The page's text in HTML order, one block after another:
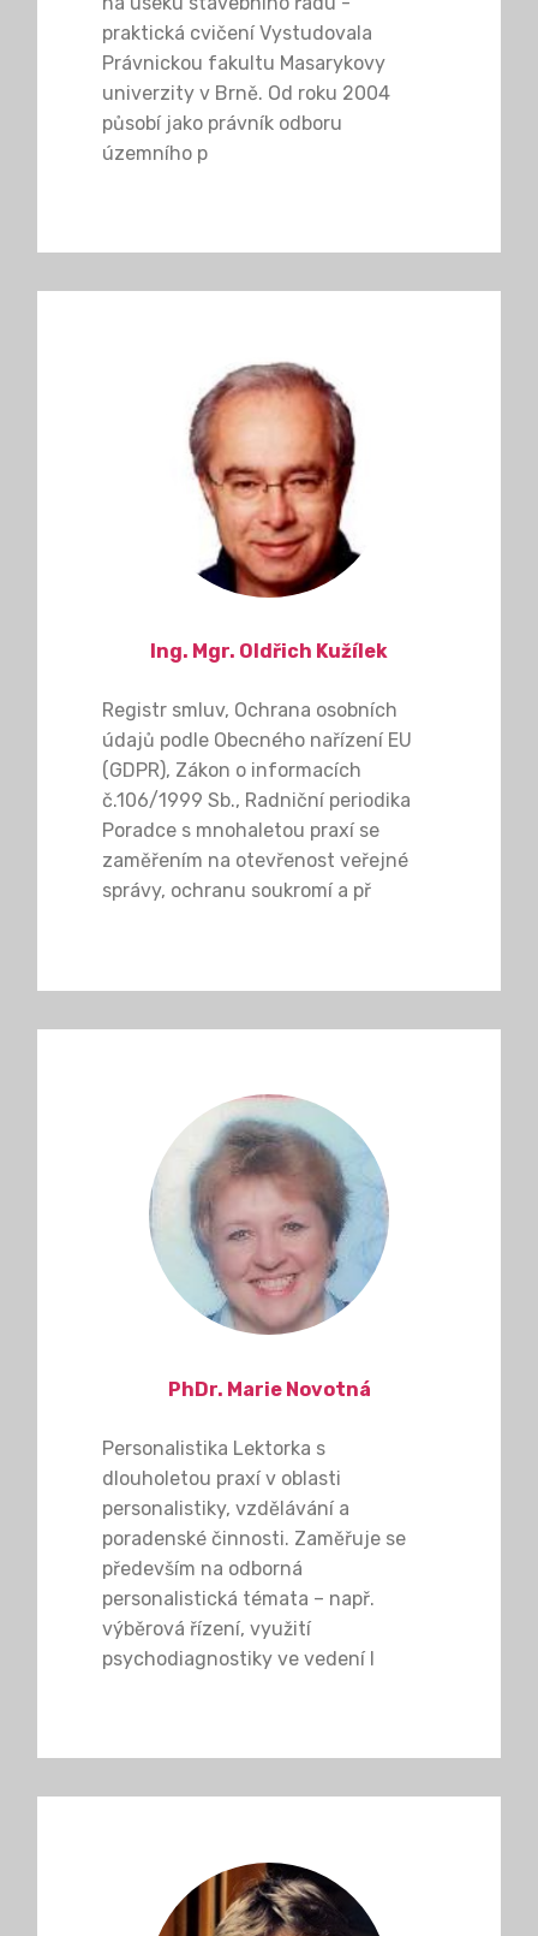
praktická cvičení Vystudovala
Právnickou fakultu Masarykovy
univerzity v Brně. Od roku 2004
působí jako právník odboru
územního p
Ing. Mgr. Oldřich Kužílek
Registr smluv, Ochrana osobních
údajů podle Obecného nařízení EU
(GDPR), Zákon o informacích
č.106/1999 Sb., Radniční periodika
Poradce s mnohaletou praxí se
zaměřením na otevřenost veřejné
správy, ochranu soukromí a př
PhDr. Marie Novotná
Personalistika Lektorka s
dlouholetou praxí v oblasti
personalistiky, vzdělávání a
poradenské činnosti. Zaměřuje se
především na odborná
personalistická témata – např.
výběrová řízení, využití
psychodiagnostiky ve vedení l